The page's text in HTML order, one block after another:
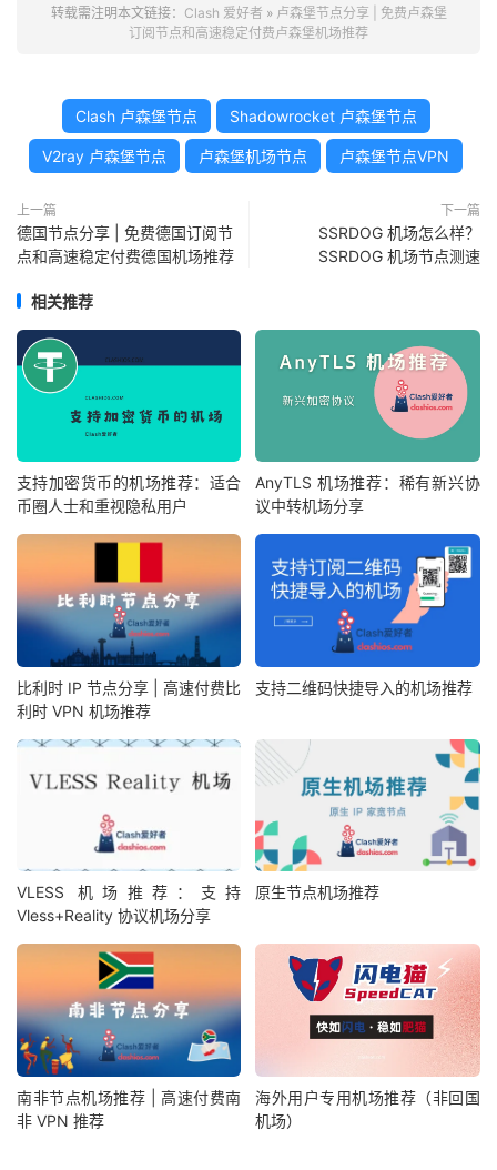
转载需注明本文链接： Clash 爱好者 » 卢森堡节点分享 | 免费卢森堡
订阅节点和高速稳定付费卢森堡机场推荐
Clash 卢森堡节点 Shadowrocket 卢森堡节点
V2ray 卢森堡节点 卢森堡机场节点 卢森堡节点VPN
上一篇
德国节点分享 | 免费德国订阅节
点和高速稳定付费德国机场推荐
下一篇
SSRDOG 机场怎么样？
SSRDOG 机场节点测速
相关推荐
支持加密货币的机场推荐：适合
币圈人士和重视隐私用户
AnyTLS 机场推荐：稀有新兴协
议中转机场分享
比利时 IP 节点分享 | 高速付费比
利时 VPN 机场推荐
支持二维码快捷导入的机场推荐
VLESS 机场推荐：支持
Vless+Reality 协议机场分享
原生节点机场推荐
南非节点机场推荐 | 高速付费南
非 VPN 推荐
海外用户专用机场推荐（非回国
机场）